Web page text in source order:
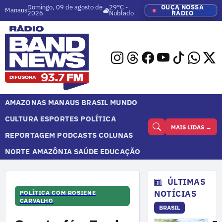
ManausDomingo, 09 de agosto de
2026
29°C -
Nublado
OUÇA NOSSA
RÁDIO
AMAZONAS MANAUS BRASIL MUNDO
CULTURA ESPORTES POLÍTICA
REPORTAGEM PODCASTS COLUNAS
NORTE AMAZÔNIA SAÚDE EDUCAÇÃO
MAIS LIDAS →
POLÍTICA COM ROSIENE
CARVALHO
ÚLTIMAS
NOTÍCIAS
BRASIL